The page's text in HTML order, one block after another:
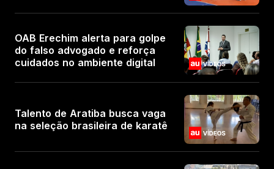
OAB Erechim alerta para golpe
do falso advogado e reforça
cuidados no ambiente digital
Talento de Aratiba busca vaga
na seleção brasileira de karatê